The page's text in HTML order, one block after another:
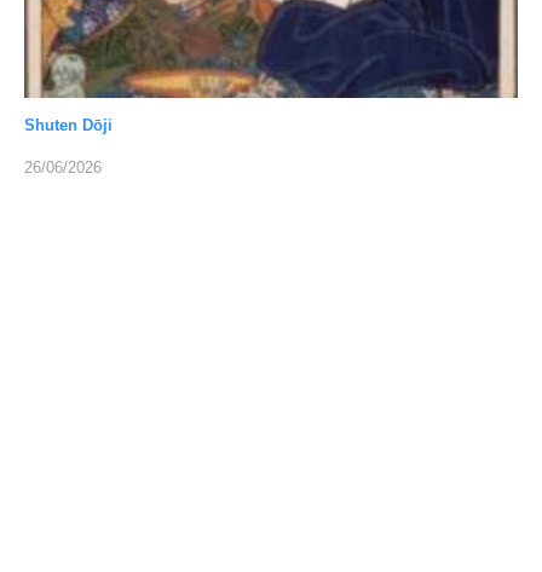
Shuten Dōji
26/06/2026